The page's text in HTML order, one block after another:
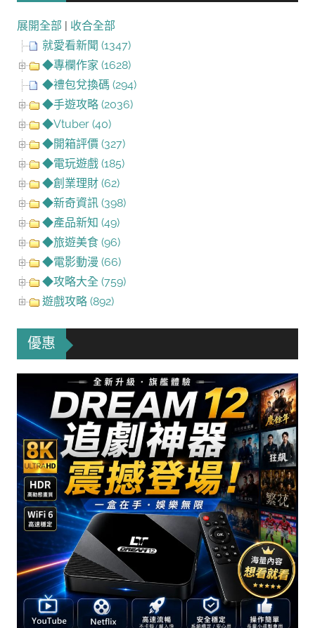
展開全部
收合全部
就愛看新聞 (1347)
◆專欄作家 (1628)
◆禮包兌換碼 (294)
◆手遊攻略 (2036)
◆Vtuber (40)
◆開箱評價 (327)
◆電玩遊戲 (185)
◆創業理財 (62)
◆新奇資訊 (398)
◆產品新知 (49)
◆旅遊美食 (96)
◆電影動漫 (66)
◆攻略大全 (759)
遊戲攻略 (892)
優惠